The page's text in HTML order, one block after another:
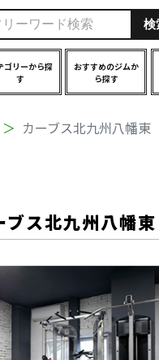
ゴリーから探
す
おすすめのジムか
ら探す
カーブス北九州八幡東
ブス北九州八幡東